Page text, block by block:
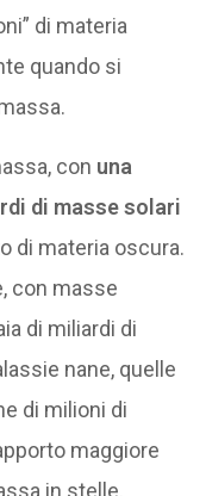
di materia
quando si
con una
di masse solari
di materia oscura.
con masse
di miliardi di
nane, quelle
di milioni di
maggiore
in stelle.